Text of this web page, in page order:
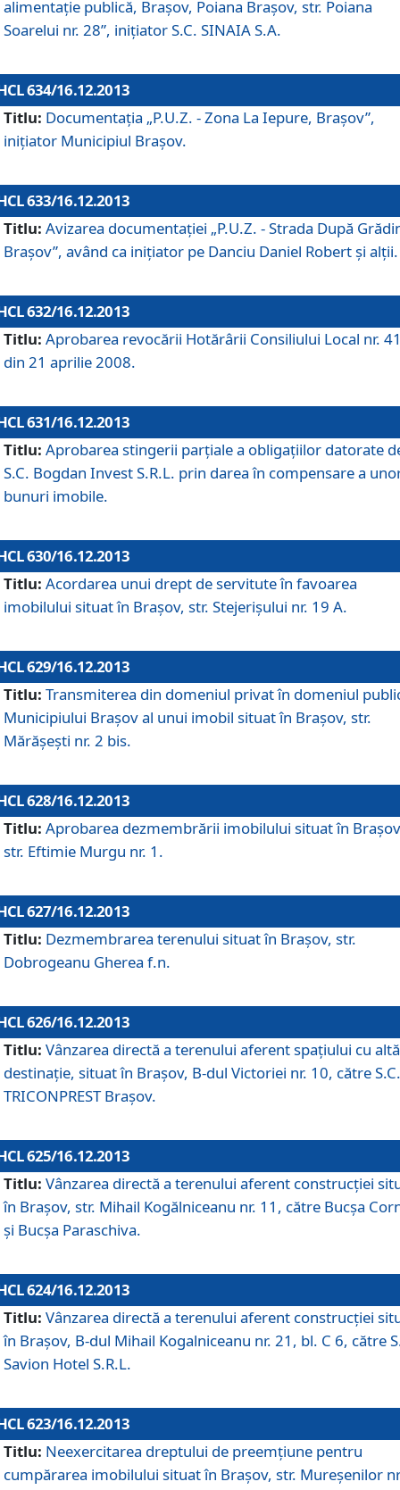
alimentaţie publică, Braşov, Poiana Braşov, str. Poiana
Soarelui nr. 28”, iniţiator S.C. SINAIA S.A.
634/16.12.2013
Titlu: Documentaţia „P.U.Z. - Zona La Iepure, Braşov”,
iniţiator Municipiul Braşov.
633/16.12.2013
Titlu: Avizarea documentaţiei „P.U.Z. - Strada După
Braşov”, având ca iniţiator pe Danciu Daniel Robert şi alţii.
632/16.12.2013
Titlu: Aprobarea revocării Hotărârii Consiliului Local nr.
din 21 aprilie 2008.
631/16.12.2013
Titlu: Aprobarea stingerii parţiale a obligaţiilor datorate
S.C. Bogdan Invest S.R.L. prin darea în compensare a
bunuri imobile.
630/16.12.2013
Titlu: Acordarea unui drept de servitute în favoarea
imobilului situat în Braşov, str. Stejerişului nr. 19 A.
629/16.12.2013
Titlu: Transmiterea din domeniul privat în domeniul
Municipiului Braşov al unui imobil situat în Braşov, str.
Mărăşeşti nr. 2 bis.
628/16.12.2013
Titlu: Aprobarea dezmembrării imobilului situat în
str. Eftimie Murgu nr. 1.
627/16.12.2013
Titlu: Dezmembrarea terenului situat în Braşov, str.
Dobrogeanu Gherea f.n.
626/16.12.2013
Titlu: Vânzarea directă a terenului aferent spaţiului cu altă
destinaţie, situat în Braşov, B-dul Victoriei nr. 10, către S.C.
TRICONPREST Braşov.
625/16.12.2013
Titlu: Vânzarea directă a terenului aferent construcţiei
în Braşov, str. Mihail Kogălniceanu nr. 11, către Bucşa
şi Bucşa Paraschiva.
624/16.12.2013
Titlu: Vânzarea directă a terenului aferent construcţiei
în Braşov, B-dul Mihail Kogalniceanu nr. 21, bl. C 6, către
Savion Hotel S.R.L.
623/16.12.2013
Titlu: Neexercitarea dreptului de preemţiune pentru
cumpărarea imobilului situat în Braşov, str. Mureşenilor